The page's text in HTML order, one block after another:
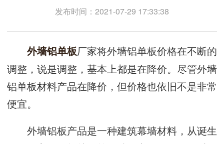
发布时间：2021-07-29 17:33:38
外墙铝单板厂家将外墙铝单板价格在不断的
调整，说是调整，基本上都是在降价。尽管外墙
铝单板材料产品在降价，但价格也依旧不是非常
便宜。
外墙铝板产品是一种建筑幕墙材料，从诞生